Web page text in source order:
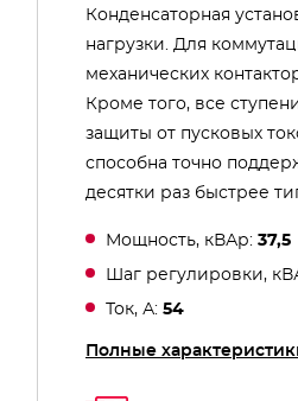
Конденсаторная
нагрузки. Для
механических
Кроме того, все
защиты от пусковых
способна точно
десятки раз быстрее
Мощность, кВАр: 37,5
Шаг регулировки,
Ток, А: 54
Полные